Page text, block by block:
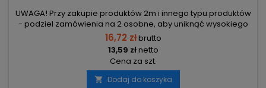
UWAGA! Przy zakupie produktów 2m i innego typu produktów
- podziel zamówienia na 2 osobne, aby uniknąć wysokiego
kosztu transportu! Zamów osobno produkty 2m i osobno inne
elementy.
16,72 złbrutto
13,59 złnetto
Cena za szt.
 Dodaj do koszyka